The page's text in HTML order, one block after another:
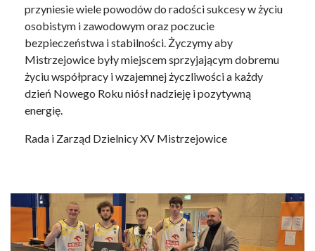
przyniesie wiele powodów do radości sukcesy w życiu
osobistym i zawodowym oraz poczucie
bezpieczeństwa i stabilności. Życzymy aby
Mistrzejowice były miejscem sprzyjającym dobremu
życiu współpracy i wzajemnej życzliwości a każdy
dzień Nowego Roku niósł nadzieję i pozytywną
energię.
Rada i Zarząd Dzielnicy XV Mistrzejowice